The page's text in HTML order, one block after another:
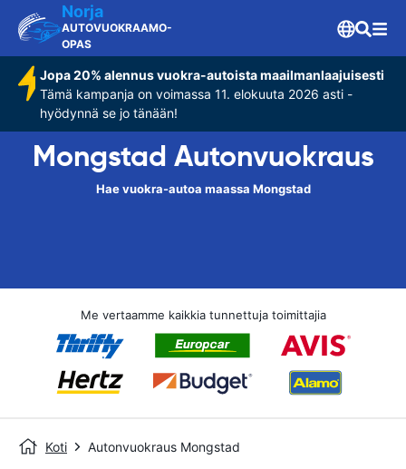
Norja
AUTOVUOKRAAMO-
OPAS
Jopa 20% alennus vuokra-autoista maailmanlaajuisesti
Tämä kampanja on voimassa 11. elokuuta 2026 asti -
hyödynnä se jo tänään!
Mongstad Autonvuokraus
Hae vuokra-autoa maassa Mongstad
Me vertaamme kaikkia tunnettuja toimittajia
Koti Autonvuokraus Mongstad